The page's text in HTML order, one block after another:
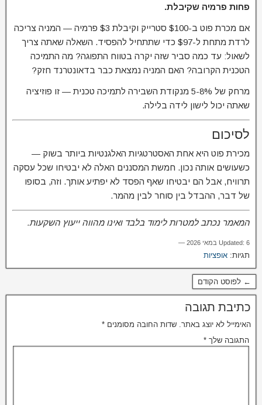
פחות פרמיה שקיבלת.
אם מכרת פוט ב-$100 סטרייק וקיבלת $3 פרמיה — המניה צריכה
לרדת מתחת ל-$97 כדי שתתחיל להפסיד. השאלה שאתה צריך
לשאול: עד כמה סביר שזה יקרה בטווח התפוגה? מה התמיכה
הטכנית הקרובה? האם המניה נמצאת כבר בדאונטרנד חזק?
מרחק של 5-8% מנקודת השבירה לתמיכה טכנית — זו פוזיציה
שאתה יכול לישון לידה בלילה.
לסיכום
מכירת פוט היא אחת האסטרטגיות האלגנטיות ביותר בשוק —
כשעושים אותה נכון. חמשת המסננים האלה לא יבטיחו שכל עסקה
תרוויח, אבל הם יבטיחו שאף הפסד לא יפתיע אותך. וזה, בסופו
של דבר, ההבדל בין סוחר לבין מהמר.
המאמר נכתב למטרות לימוד בלבד ואינו מהווה ייעוץ השקעות.
Updated: 6 במאי 2026 —
תגיות: אופציות
← לפוסט הקודם
כתיבת תגובה
האימייל לא יוצג באתר. שדות החובה מסומנים *
התגובה שלך *